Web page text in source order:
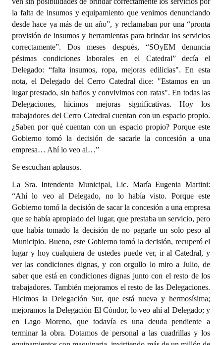
la falta de insumos y equipamiento que venimos denunciando
desde hace ya más de un año”, y reclamaban por una “pronta
provisión de insumos y herramientas para brindar los servicios
correctamente”. Dos meses después, “SOyEM denuncia
pésimas condiciones laborales en el Catedral” decía el
Delegado: “falta insumos, ropa, mejoras edilicias". En esta
nota, el Delegado del Cerro Catedral dice: "Estamos en un
lugar prestado, sin baños y convivimos con ratas". En todas las
Delegaciones, hicimos mejoras significativas. Hoy los
trabajadores del Cerro Catedral cuentan con un espacio propio.
¿Saben por qué cuentan con un espacio propio? Porque este
Gobierno tomó la decisión de sacarle la concesión a una
empresa… Ahí lo veo al…”
Se escuchan aplausos.
La Sra. Intendenta Municipal, Lic. María Eugenia Martini:
“Ahí lo veo al Delegado, no lo había visto. Porque este
Gobierno tomó la decisión de sacar la concesión a una empresa
que se había apropiado del lugar, que prestaba un servicio, pero
que había tomado la decisión de no pagarle un solo peso al
Municipio. Bueno, este Gobierno tomó la decisión, recuperó el
lugar y hoy cualquiera de ustedes puede ver, ir al Catedral, y
ver las condiciones dignas, y con orgullo lo miro a Julio, de
saber que está en condiciones dignas junto con el resto de los
trabajadores. También mejoramos el resto de las Delegaciones.
Hicimos la Delegación Sur, que está nueva y hermosísima;
mejoramos la Delegación El Cóndor, lo veo ahí al Delegado; y
en Lago Moreno, que todavía es una deuda pendiente a
terminar la obra. Dotamos de personal a las cuadrillas y los